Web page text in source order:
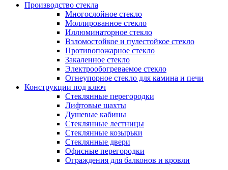
Производство стекла
Многослойное стекло
Моллированное стекло
Иллюминаторное стекло
Взломостойкое и пулестойкое стекло
Противопожарное стекло
Закаленное стекло
Электрообогреваемое стекло
Огнеупорное стекло для камина и печи
Конструкции под ключ
Стеклянные перегородки
Лифтовые шахты
Душевые кабины
Cтеклянные лестницы
Cтеклянные козырьки
Cтеклянные двери
Офисные перегородки
Ограждения для балконов и кровли